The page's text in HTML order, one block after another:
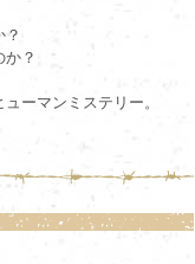
？
ーマンミステリー。